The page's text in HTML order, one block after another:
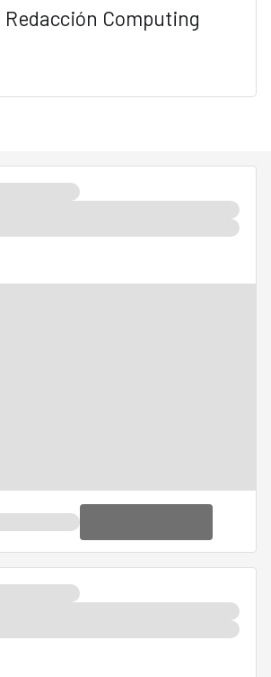
Redacción Computing